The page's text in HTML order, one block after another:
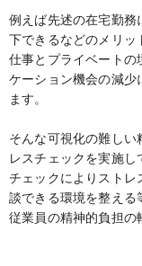
例えば先述の在宅勤務
下できるなどのメリッ
仕事とプライベートの
ケーション機会の減少
ます。
そんな可視化の難しい
レスチェックを実施し
チェックによりストレ
談できる環境を整える
従業員の精神的負担の